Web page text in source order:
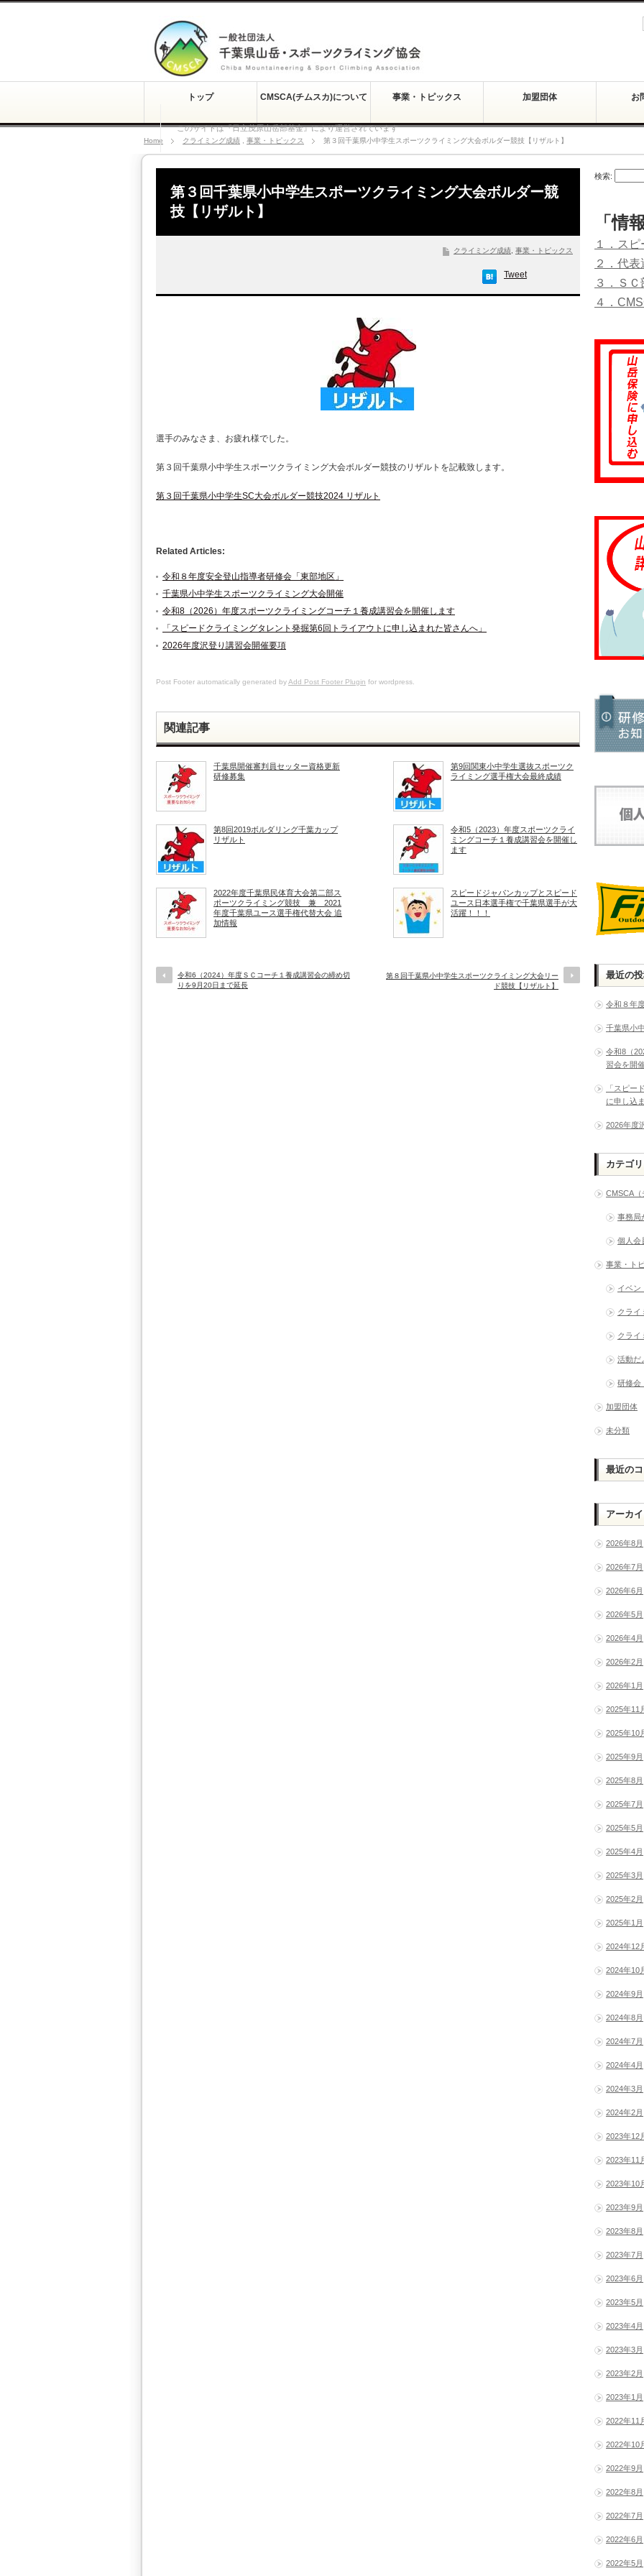
このサイトは『日立茂原山岳部基金』により運営されています
トップ CMSCA(チムスカ)について 事業・トピックス 加盟団体 お
Home クライミング成績 事業・トピックス 第３回千葉県小中学生スポーツクライミング大会ボルダー競技【リザルト】
第３回千葉県小中学生スポーツクライミング大会ボルダー競
技【リザルト】
クライミング成績 事業・トピックス
Tweet
選手のみなさま、お疲れ様でした。
第３回千葉県小中学生スポーツクライミング大会ボルダー競技のリザルトを記載致します。
第３回千葉県小中学生SC大会ボルダー競技2024 リザルト
Related Articles:
令和８年度安全登山指導者研修会「東部地区」
千葉県小中学生スポーツクライミング大会開催
令和8（2026）年度スポーツクライミングコーチ１養成講習会を開催します
「スピードクライミングタレント発掘第6回トライアウトに申し込まれた皆さんへ」
2026年度沢登り講習会開催要項
Post Footer automatically generated byAdd Post Footer Plugin for wordpress.
関連記事
千葉県開催審判員セッター資格更新
研修募集
第9回関東小中学生選抜スポーツク
ライミング選手権大会最終成績
第8回2019ボルダリング千葉カップ
リザルト
令和5（2023）年度スポーツクライ
ミングコーチ１養成講習会を開催し
ます
2022年度千葉県民体育大会第二部ス
ポーツクライミング競技 兼 2021
年度千葉県ユース選手権代替大会 追
加情報
スピードジャパンカップとスピード
ユース日本選手権で千葉県選手が大
活躍！！！
令和6（2024）年度ＳＣコーチ１養成講習会の締め切
りを9月20日まで延長
第８回千葉県小中学生スポーツクライミング大会リー
ド競技【リザルト】
検索:
「情
１．ス
２．代
３．Ｓ
４．
最近の
令和８年
千葉県小
令和8（
習会を開
「スピー
に申し込
2026年度
カテゴ
CMSCA
事務局
個人会
事業・ト
イベン
クライ
クライ
活動だ
研修会
加盟団体
未分類
最近の
アーカ
2026年8月
2026年7月
2026年6月
2026年5月
2026年4月
2026年2月
2026年1月
2025年11
2025年10
2025年9月
2025年8月
2025年7月
2025年5月
2025年4月
2025年3月
2025年2月
2025年1月
2024年12
2024年10
2024年9月
2024年8月
2024年7月
2024年4月
2024年3月
2024年2月
2023年12
2023年11
2023年10
2023年9月
2023年8月
2023年7月
2023年6月
2023年5月
2023年4月
2023年3月
2023年2月
2023年1月
2022年11
2022年10
2022年9月
2022年8月
2022年7月
2022年6月
2022年5月